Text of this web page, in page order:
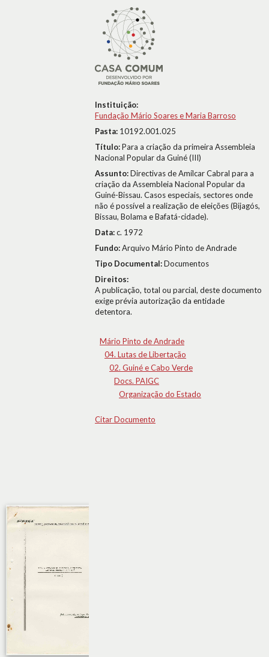
Instituição:
Fundação Mário Soares e Maria Barroso
Pasta: 10192.001.025
Título:Para a criação da primeira Assembleia
Nacional Popular da Guiné (III)
Assunto:Directivas de Amílcar Cabral para a
criação da Assembleia Nacional Popular da
Guiné-Bissau. Casos especiais, sectores onde
não é possível a realização de eleições (Bijagós,
Bissau, Bolama e Bafatá-cidade).
Data:c. 1972
Fundo:Arquivo Mário Pinto de Andrade
Tipo Documental:Documentos
Direitos:
A publicação, total ou parcial, deste documento
exige prévia autorização da entidade
detentora.
Mário Pinto de Andrade
04. Lutas de Libertação
02. Guiné e Cabo Verde
Docs. PAIGC
Organização do Estado
Citar Documento